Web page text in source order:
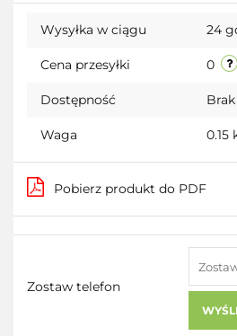
przechowalni
Wysyłka w ciągu 24
Cena przesyłki 0
Dostępność
Waga 0.15
Pobierz produkt do PDF
Zostaw telefon